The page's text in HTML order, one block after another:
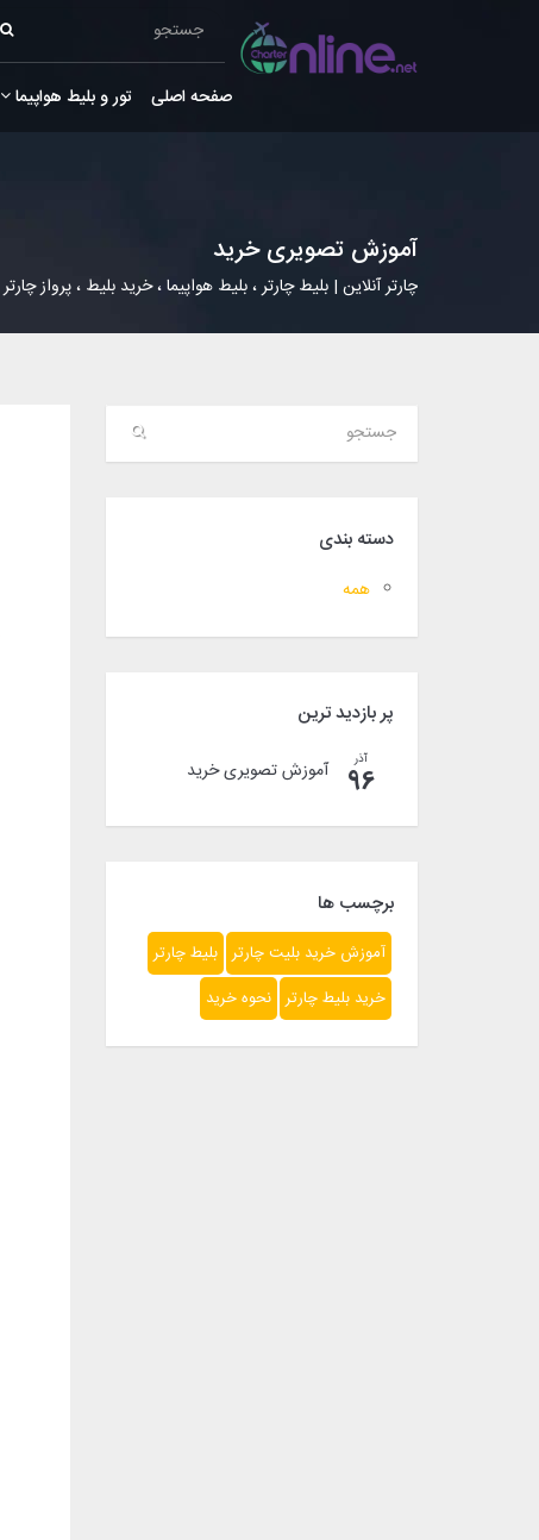
صفحه اصلی تور و بلیط هواپیما
آموزش تصویری خرید
چارتر آنلاین | بلیط چارتر ، بلیط هواپیما ، خرید بلیط ، پرواز چارتر
دسته بندی
همه
پر بازدید ترین
آذر
96 آموزش تصویری خرید
برچسب ها
آموزش خرید بلیت چارتر بلیط چارتر
خرید بلیط چارتر نحوه خرید